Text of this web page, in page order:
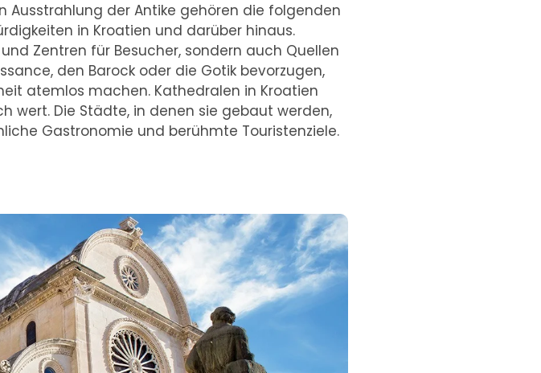
Ausstrahlung der Antike gehören die folgenden
in Kroatien und darüber hinaus.
Zentren für Besucher, sondern auch Quellen
den Barock oder die Gotik bevorzugen,
atemlos machen. Kathedralen in Kroatien
wert. Die Städte, in denen sie gebaut werden,
Gastronomie und berühmte Touristenziele.